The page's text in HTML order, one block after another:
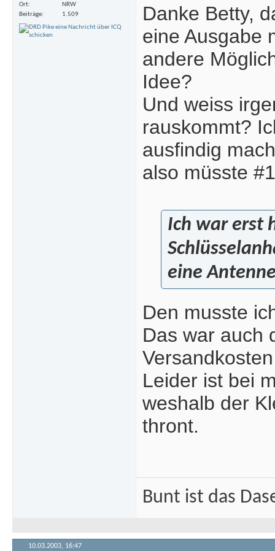
Ort
NRW
Beiträge
1.509
Danke Betty,
eine Ausgabe
andere
Idee?
Und weiss
rauskommt?
ausfindig
also müsste
Ich war erst
eine
Den musste
Das war auch
Leider ist bei
weshalb der
thront.
Bunt ist das
10.03.2003, 16:47